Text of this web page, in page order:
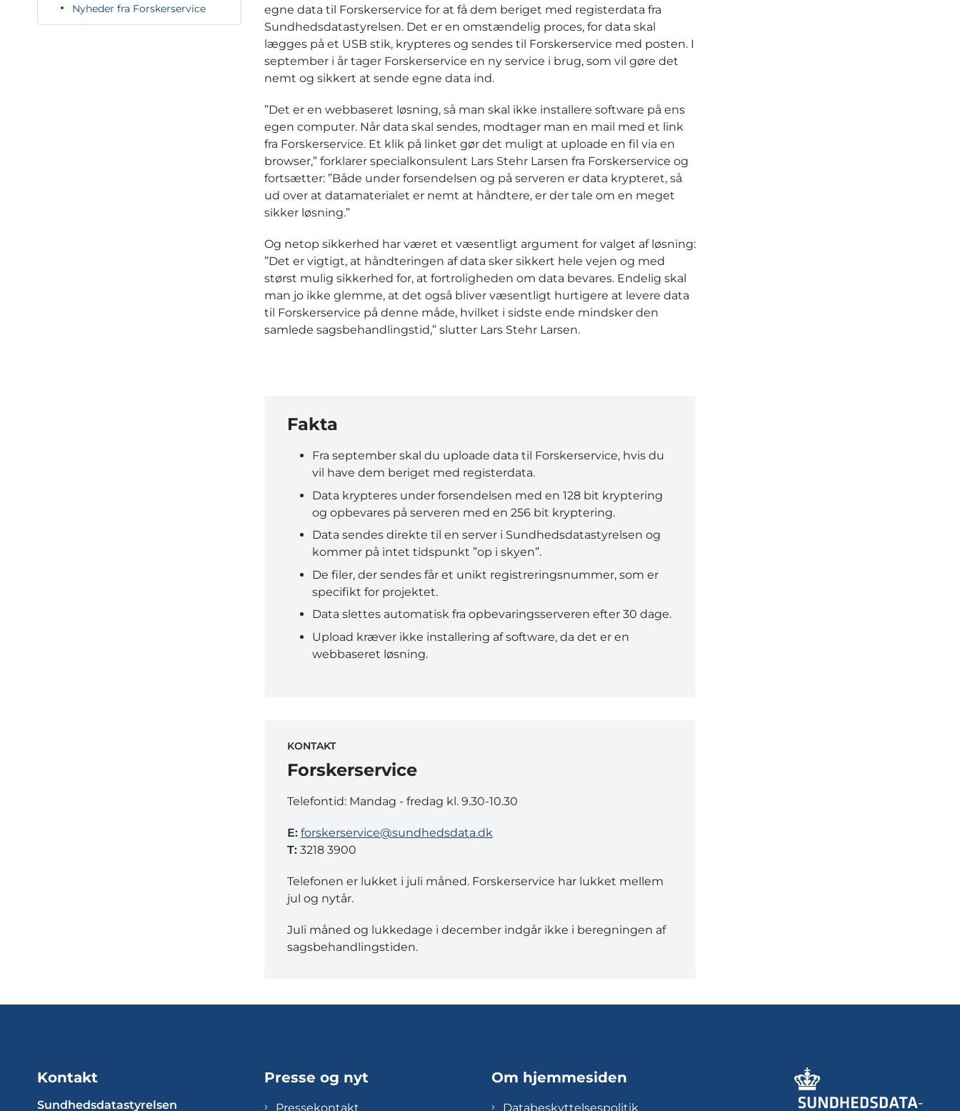
Nyheder fra Forskerservice
egne data til Forskerservice for at få dem beriget med registerdata fra
Sundhedsdatastyrelsen. Det er en omstændelig proces, for data skal
lægges på et USB stik, krypteres og sendes til Forskerservice med posten. I
september i år tager Forskerservice en ny service i brug, som vil gøre det
nemt og sikkert at sende egne data ind.
”Det er en webbaseret løsning, så man skal ikke installere software på ens
egen computer. Når data skal sendes, modtager man en mail med et link
fra Forskerservice. Et klik på linket gør det muligt at uploade en fil via en
browser,” forklarer specialkonsulent Lars Stehr Larsen fra Forskerservice og
fortsætter: ”Både under forsendelsen og på serveren er data krypteret, så
ud over at datamaterialet er nemt at håndtere, er der tale om en meget
sikker løsning.”
Og netop sikkerhed har været et væsentligt argument for valget af løsning:
”Det er vigtigt, at håndteringen af data sker sikkert hele vejen og med
størst mulig sikkerhed for, at fortroligheden om data bevares. Endelig skal
man jo ikke glemme, at det også bliver væsentligt hurtigere at levere data
til Forskerservice på denne måde, hvilket i sidste ende mindsker den
samlede sagsbehandlingstid,” slutter Lars Stehr Larsen.
Fakta
Fra september skal du uploade data til Forskerservice, hvis du
vil have dem beriget med registerdata.
Data krypteres under forsendelsen med en 128 bit kryptering
og opbevares på serveren med en 256 bit kryptering.
Data sendes direkte til en server i Sundhedsdatastyrelsen og
kommer på intet tidspunkt ”op i skyen”.
De filer, der sendes får et unikt registreringsnummer, som er
specifikt for projektet.
Data slettes automatisk fra opbevaringsserveren efter 30 dage.
Upload kræver ikke installering af software, da det er en
webbaseret løsning.
KONTAKT
Forskerservice
Telefontid: Mandag - fredag kl. 9.30-10.30
E: forskerservice@sundhedsdata.dk
T: 3218 3900
Telefonen er lukket i juli måned. Forskerservice har lukket mellem
jul og nytår.
Juli måned og lukkedage i december indgår ikke i beregningen af
sagsbehandlingstiden.
Kontakt
Sundhedsdatastyrelsen
Presse og nyt
Pressekontakt
Om hjemmesiden
Databeskyttelsespolitik